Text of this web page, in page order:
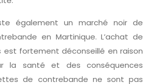
également un marché noir de
en Martinique. L’achat de
est fortement déconseillé en raison
la santé et des conséquences
de contrebande ne sont pas